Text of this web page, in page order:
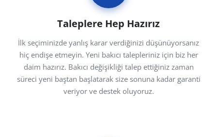
Taleplere Hep Hazırız
İlk seçiminizde yanlış karar verdiğinizi düşünüyorsanız
hiç endişe etmeyin. Yeni bakıcı talepleriniz için biz her
daim hazırız. Bakıcı değişikliği talep ettiğiniz zaman
süreci yeni baştan başlatarak size sonuna kadar garanti
veriyor ve destek oluyoruz.